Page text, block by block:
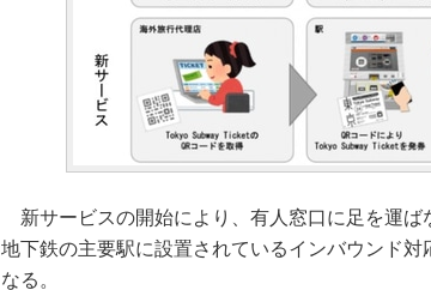
新サービスの開始により、有人窓口に足を運ば
地下鉄の主要駅に設置されているインバウンド
なる。